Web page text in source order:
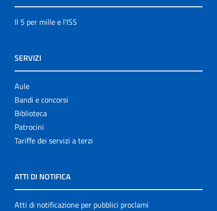
Il 5 per mille e l'ISS
SERVIZI
Aule
Bandi e concorsi
Biblioteca
Patrocini
Tariffe dei servizi a terzi
ATTI DI NOTIFICA
Atti di notificazione per pubblici proclami